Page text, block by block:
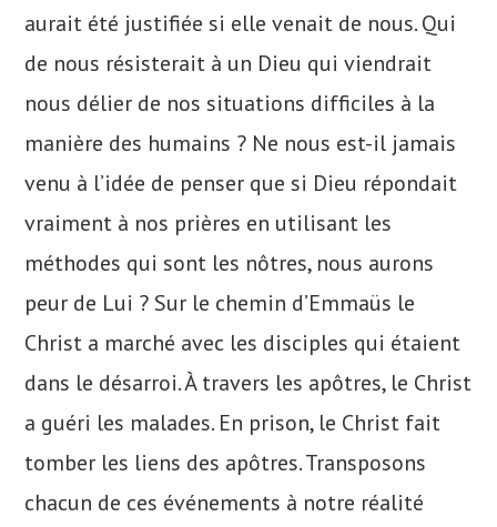
aurait été justifiée si elle venait de nous. Qui
de nous résisterait à un Dieu qui viendrait
nous délier de nos situations difficiles à la
manière des humains ? Ne nous est-il jamais
venu à l’idée de penser que si Dieu répondait
vraiment à nos prières en utilisant les
méthodes qui sont les nôtres, nous aurons
peur de Lui ? Sur le chemin d’Emmaüs le
Christ a marché avec les disciples qui étaient
dans le désarroi. À travers les apôtres, le Christ
a guéri les malades. En prison, le Christ fait
tomber les liens des apôtres. Transposons
chacun de ces événements à notre réalité